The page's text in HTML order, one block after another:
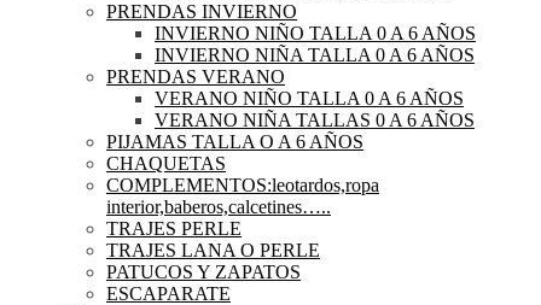
PRENDAS INVIERNO
INVIERNO NIÑO TALLA 0 A 6 AÑOS
INVIERNO NIÑA TALLA 0 A 6 AÑOS
PRENDAS VERANO
VERANO NIÑO TALLA 0 A 6 AÑOS
VERANO NIÑA TALLAS 0 A 6 AÑOS
PIJAMAS TALLA O A 6 AÑOS
CHAQUETAS
COMPLEMENTOS:leotardos,ropa
interior,baberos,calcetines…..
TRAJES PERLE
TRAJES LANA O PERLE
PATUCOS Y ZAPATOS
ESCAPARATE